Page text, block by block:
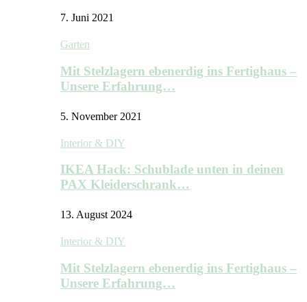
7. Juni 2021
Garten
Mit Stelzlagern ebenerdig ins Fertighaus –
Unsere Erfahrung…
5. November 2021
Interior & DIY
IKEA Hack: Schublade unten in deinen
PAX Kleiderschrank…
13. August 2024
Interior & DIY
Mit Stelzlagern ebenerdig ins Fertighaus –
Unsere Erfahrung…